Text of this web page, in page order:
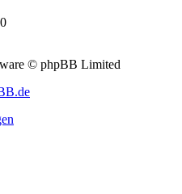
© phpBB Limited